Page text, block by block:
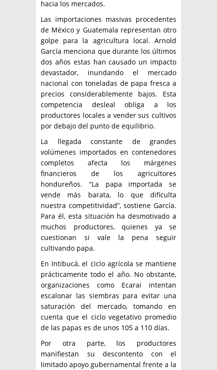
hacia los mercados.
Las importaciones masivas procedentes
de México y Guatemala representan otro
golpe para la agricultura local. Arnold
García menciona que durante los últimos
dos años estas han causado un impacto
devastador, inundando el mercado
nacional con toneladas de papa fresca a
precios considerablemente bajos. Esta
competencia desleal obliga a los
productores locales a vender sus cultivos
por debajo del punto de equilibrio.
La llegada constante de grandes
volúmenes importados en contenedores
completos afecta los márgenes
financieros de los agricultores
hondureños. “La papa importada se
vende más barata, lo que dificulta
nuestra competitividad”, sostiene García.
Para él, esta situación ha desmotivado a
muchos productores, quienes ya se
cuestionan si vale la pena seguir
cultivando papa.
En Intibucá, el ciclo agrícola se mantiene
prácticamente todo el año. No obstante,
organizaciones como Ecarai intentan
escalonar las siembras para evitar una
saturación del mercado, tomando en
cuenta que el ciclo vegetativo promedio
de las papas es de unos 105 a 110 días.
Por otra parte, los productores
manifiestan su descontento con el
limitado apoyo gubernamental frente a la